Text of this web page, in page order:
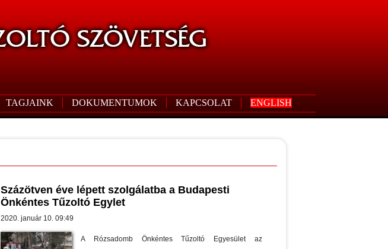
TAGJAINK DOKUMENTUMOK KAPCSOLAT ENGLISH
Százötven éve lépett szolgálatba a Budapesti
Önkéntes Tűzoltó Egylet
2020. január 10. 09:49
A Rózsadomb Önkéntes Tűzoltó Egyesület az